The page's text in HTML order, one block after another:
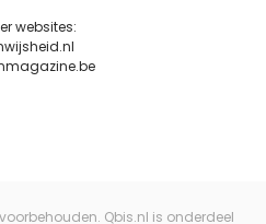
websites:
Qbis.nl is onderdeel